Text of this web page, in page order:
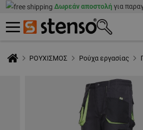
Δωρεάν αποστολή για
ΡΟΥΧΙΣΜΟΣ Ρούχα εργασίας